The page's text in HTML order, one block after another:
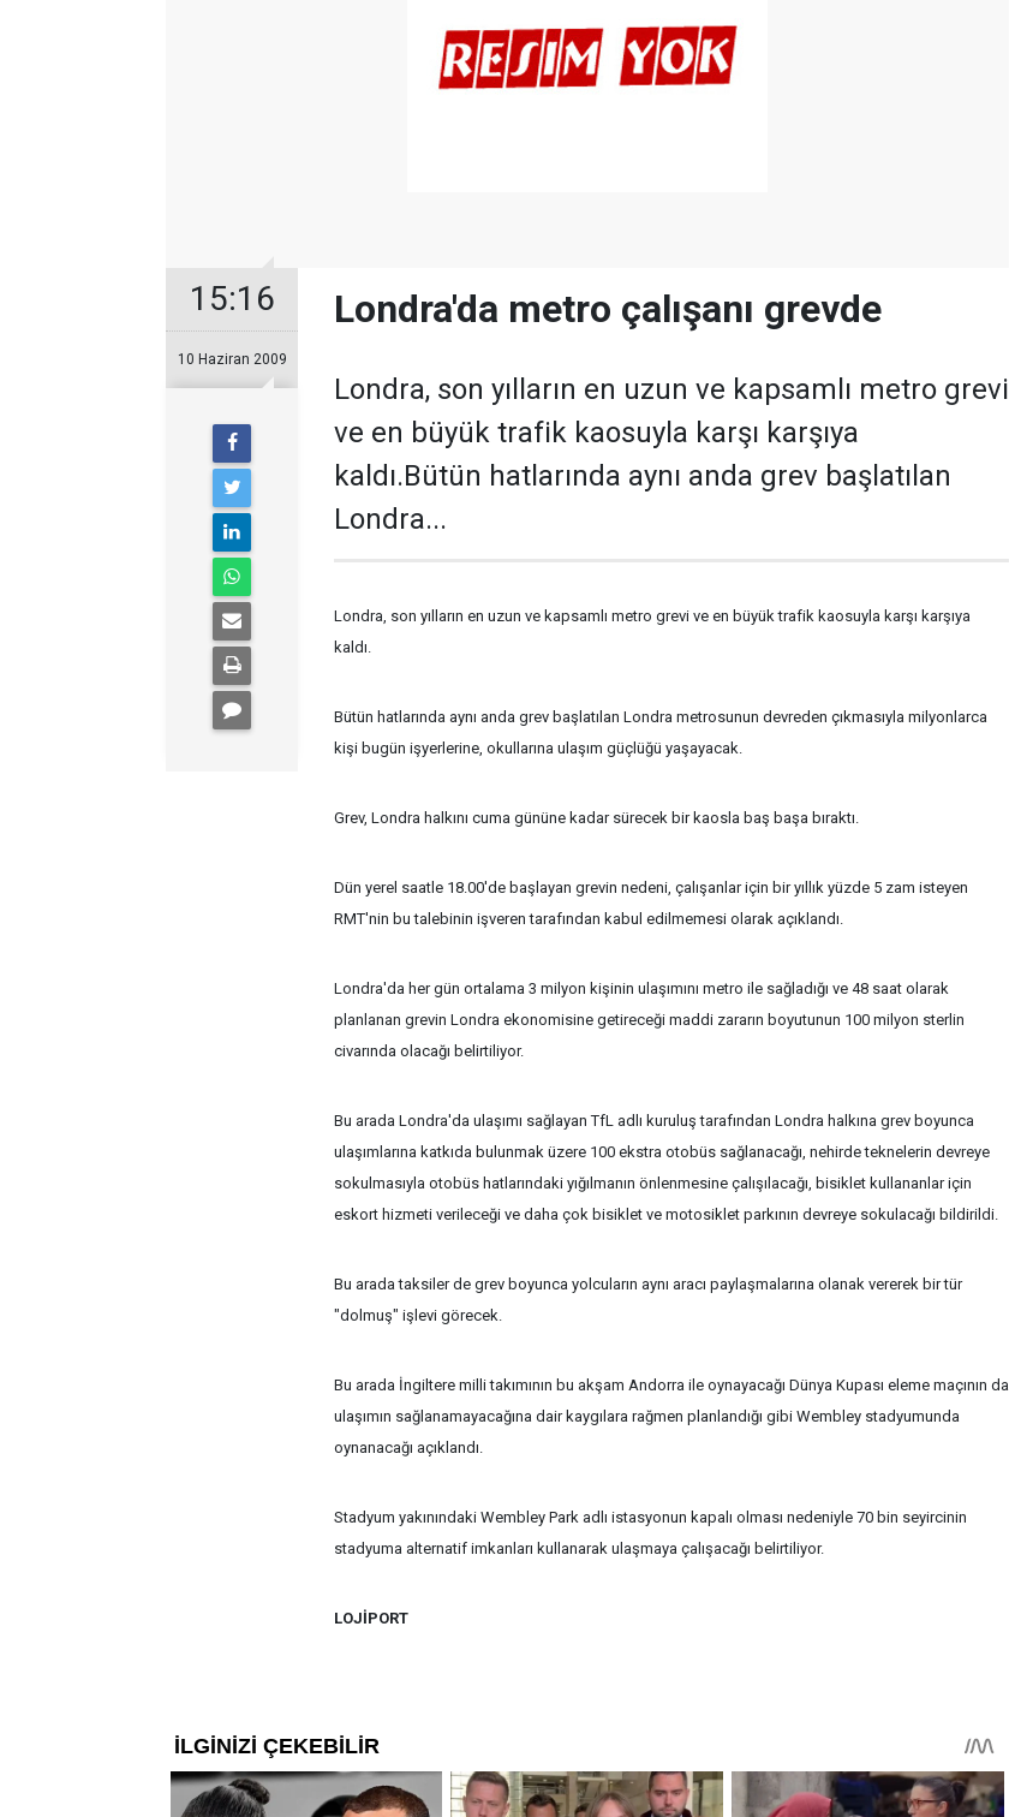
15:16
10 Haziran 2009
Londra'da metro çalışanı grevde
Londra, son yılların en uzun ve kapsamlı metro grevi
ve en büyük trafik kaosuyla karşı karşıya
kaldı.Bütün hatlarında aynı anda grev başlatılan
Londra...
Londra, son yılların en uzun ve kapsamlı metro grevi ve en büyük trafik kaosuyla karşı karşıya
kaldı.
Bütün hatlarında aynı anda grev başlatılan Londra metrosunun devreden çıkmasıyla milyonlarca
kişi bugün işyerlerine, okullarına ulaşım güçlüğü yaşayacak.
Grev, Londra halkını cuma gününe kadar sürecek bir kaosla baş başa bıraktı.
Dün yerel saatle 18.00'de başlayan grevin nedeni, çalışanlar için bir yıllık yüzde 5 zam isteyen
RMT'nin bu talebinin işveren tarafından kabul edilmemesi olarak açıklandı.
Londra'da her gün ortalama 3 milyon kişinin ulaşımını metro ile sağladığı ve 48 saat olarak
planlanan grevin Londra ekonomisine getireceği maddi zararın boyutunun 100 milyon sterlin
civarında olacağı belirtiliyor.
Bu arada Londra'da ulaşımı sağlayan TfL adlı kuruluş tarafından Londra halkına grev boyunca
ulaşımlarına katkıda bulunmak üzere 100 ekstra otobüs sağlanacağı, nehirde teknelerin devreye
sokulmasıyla otobüs hatlarındaki yığılmanın önlenmesine çalışılacağı, bisiklet kullananlar için
eskort hizmeti verileceği ve daha çok bisiklet ve motosiklet parkının devreye sokulacağı bildirildi.
Bu arada taksiler de grev boyunca yolcuların aynı aracı paylaşmalarına olanak vererek bir tür
"dolmuş" işlevi görecek.
Bu arada İngiltere milli takımının bu akşam Andorra ile oynayacağı Dünya Kupası eleme maçının da
ulaşımın sağlanamayacağına dair kaygılara rağmen planlandığı gibi Wembley stadyumunda
oynanacağı açıklandı.
Stadyum yakınındaki Wembley Park adlı istasyonun kapalı olması nedeniyle 70 bin seyircinin
stadyuma alternatif imkanları kullanarak ulaşmaya çalışacağı belirtiliyor.
LOJİPORT